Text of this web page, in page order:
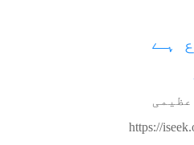
ہے
https://